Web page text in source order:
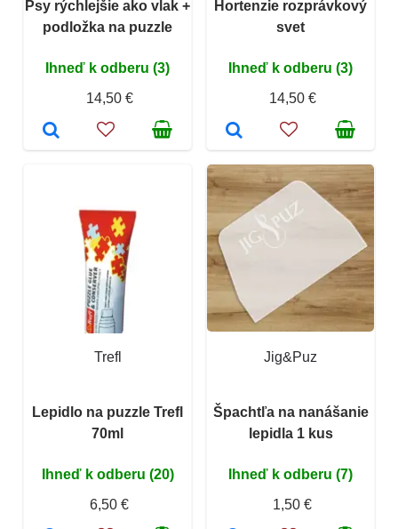
Psy rýchlejšie ako vlak +
podložka na puzzle
Ihneď k odberu (3)
14,50 €
Hortenzie rozprávkový
svet
Ihneď k odberu (3)
14,50 €
Trefl
Lepidlo na puzzle Trefl
70ml
Ihneď k odberu (20)
6,50 €
Jig&Puz
Špachtľa na nanášanie
lepidla 1 kus
Ihneď k odberu (7)
1,50 €